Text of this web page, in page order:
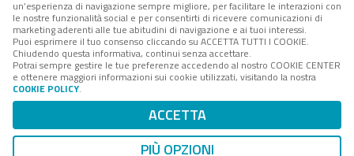
Stentella
FPA s.r.l. è società soggetta a Direzione e
Coordinamento da parte di Digital360 S.p.A. - FPA s.r.l.
è un'azienda certificata per il sistema di management
Codice Fiscale/Partita IVA n. 10693191008 - R.E.A. Roma
n. 1249791. ISP AWS
Mappa del sito
un’esperienza di navigazione sempre migliore, per facilitare le interazioni con
le nostre funzionalità social e per consentirti di ricevere comunicazioni di
marketing aderenti alle tue abitudini di navigazione e ai tuoi interessi.
Puoi esprimere il tuo consenso cliccando su ACCETTA TUTTI I COOKIE.
Chiudendo questa informativa, continui senza accettare.
Potrai sempre gestire le tue preferenze accedendo al nostro COOKIE CENTER
e ottenere maggiori informazioni sui cookie utilizzati, visitando la nostra
COOKIE POLICY.
ACCETTA
PIÙ OPZIONI